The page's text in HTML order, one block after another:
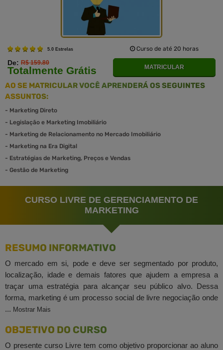
5.0 Estrelas Curso de até 20 horas
De: R$ 159.80
Totalmente Grátis MATRICULAR
AO SE MATRICULAR VOCÊ APRENDERÁ OS SEGUINTES
ASSUNTOS:
- Marketing Direto
- Legislação e Marketing Imobiliário
- Marketing de Relacionamento no Mercado Imobiliário
- Marketing na Era Digital
- Estratégias de Marketing, Preços e Vendas
- Gestão de Marketing
CURSO LIVRE DE GERENCIAMENTO DE
MARKETING
RESUMO INFORMATIVO
O mercado em si, pode e deve ser segmentado por produto,
localização, idade e demais fatores que ajudem a empresa a
traçar uma estratégia para alcançar seu público alvo. Dessa
forma, marketing é um processo social de livre negociação onde
... Mostrar Mais
OBJETIVO DO CURSO
O presente curso Livre tem como objetivo proporcionar ao aluno